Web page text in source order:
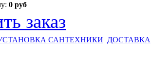
0 руб
заказ
САНТЕХНИКИ ДОСТАВКА